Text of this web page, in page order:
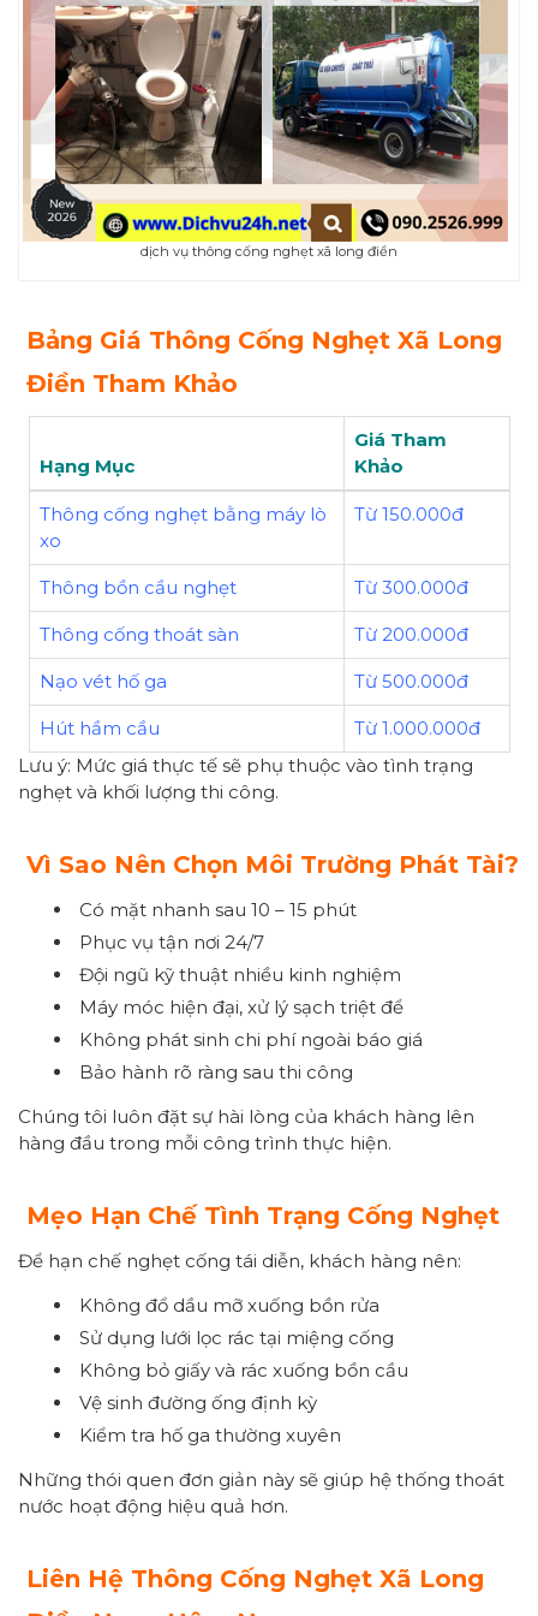
dịch vụ thông cống nghẹt xã long điền
Bảng Giá Thông Cống Nghẹt Xã Long
Điền Tham Khảo
Hạng Mục
Giá Tham
Khảo
Thông cống nghẹt bằng máy lò
xo
Từ 150.000đ
Thông bồn cầu nghẹt Từ 300.000đ
Thông cống thoát sàn Từ 200.000đ
Nạo vét hố ga Từ 500.000đ
Hút hầm cầu
Từ 1.000.000đ
Lưu ý: Mức giá thực tế sẽ phụ thuộc vào tình trạng
nghẹt và khối lượng thi công.
Vì Sao Nên Chọn Môi Trường Phát Tài?
Có mặt nhanh sau 10 – 15 phút
Phục vụ tận nơi 24/7
Đội ngũ kỹ thuật nhiều kinh nghiệm
Máy móc hiện đại, xử lý sạch triệt để
Không phát sinh chi phí ngoài báo giá
Bảo hành rõ ràng sau thi công
Chúng tôi luôn đặt sự hài lòng của khách hàng lên
hàng đầu trong mỗi công trình thực hiện.
Mẹo Hạn Chế Tình Trạng Cống Nghẹt
Để hạn chế nghẹt cống tái diễn, khách hàng nên:
Không đổ dầu mỡ xuống bồn rửa
Sử dụng lưới lọc rác tại miệng cống
Không bỏ giấy và rác xuống bồn cầu
Vệ sinh đường ống định kỳ
Kiểm tra hố ga thường xuyên
Những thói quen đơn giản này sẽ giúp hệ thống thoát
nước hoạt động hiệu quả hơn.
Liên Hệ Thông Cống Nghẹt Xã Long